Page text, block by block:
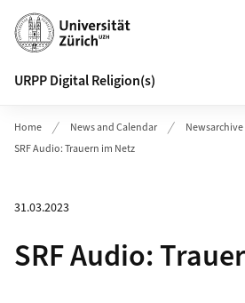
Header
URPP Digital Religion(s)
Home News and Calendar Newsarchive
SRF Audio: Trauern im Netz
31.03.2023
SRF Audio: